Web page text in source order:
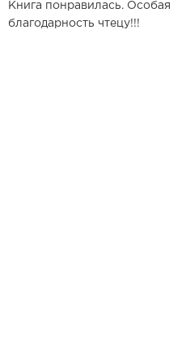
Книга понравилась. Особая
благодарность чтецу!!!